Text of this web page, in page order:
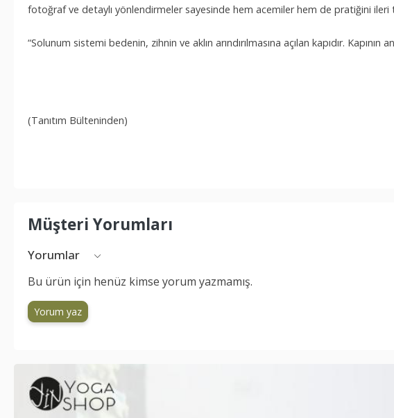
fotoğraf ve detaylı yönlendirmeler sayesinde hem acemiler hem de pratiğini
“Solunum sistemi bedenin, zihnin ve aklın arındırılmasına açılan kapıdır. Kapının
(Tanıtım Bülteninden)
Müşteri Yorumları
Yorumlar
Bu ürün için henüz kimse yorum yazmamış.
Yorum yaz